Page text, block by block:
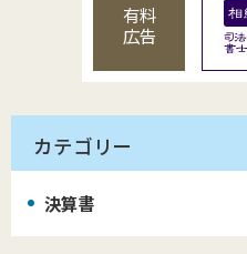
有料
広告
カテゴリー
決算書